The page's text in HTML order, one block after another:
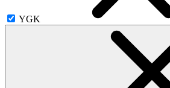
YGK